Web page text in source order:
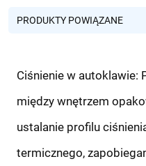
PRODUKTY POWIĄZANE
Ciśnienie w autoklawie:
między wnętrzem
ustalanie profilu
termicznego,